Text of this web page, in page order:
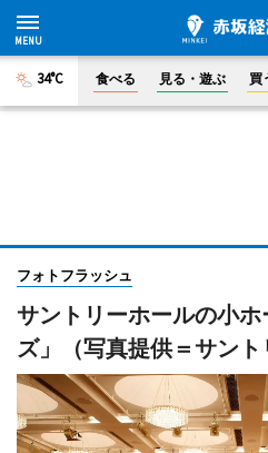
34°C 食べる 見る・遊ぶ 買
フォトフラッシュ
サントリーホールの小
ズ」（写真提供＝サント